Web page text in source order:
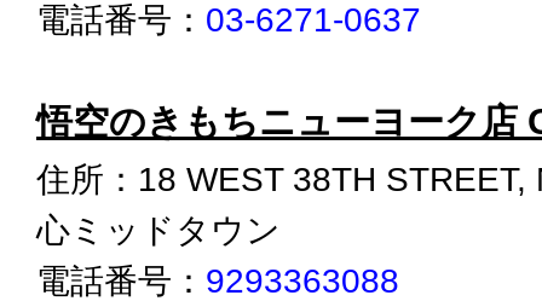
電話番号： 03-6271-0637
悟空のきもちニューヨーク店
住所：18 WEST 38TH
心ミッドタウン
電話番号： 9293363088